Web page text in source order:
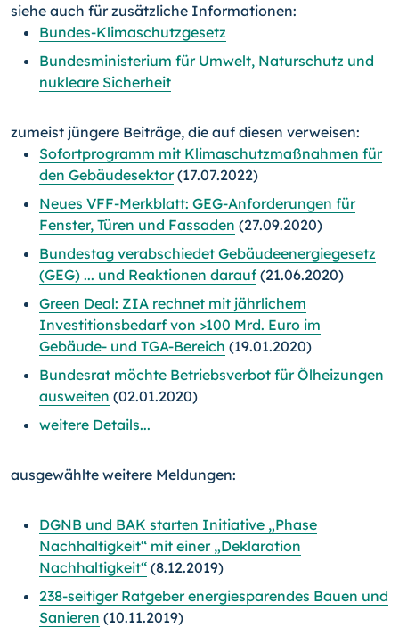
siehe auch für zusätzliche Informationen:
Bundes-Klimaschutzgesetz
Bundesministerium für Umwelt, Naturschutz und
nukleare Sicherheit
zumeist jüngere Beiträge, die auf diesen verweisen:
Sofortprogramm mit Klimaschutzmaßnahmen für
den Gebäudesektor(17.07.2022)
Neues VFF-Merkblatt: GEG-Anforderungen für
Fenster, Türen und Fassaden (27.09.2020)
Bundestag verabschiedet Gebäudeenergiegesetz
(GEG) ... und Reaktionen darauf (21.06.2020)
Green Deal: ZIA rechnet mit jährlichem
Investitionsbedarf von >100 Mrd. Euro im
Gebäude- und TGA-Bereich (19.01.2020)
Bundesrat möchte Betriebsverbot für Ölheizungen
ausweiten (02.01.2020)
weitere Details...
ausgewählte weitere Meldungen:
DGNB und BAK starten Initiative „Phase
Nachhaltigkeit“ mit einer „Deklaration
Nachhaltigkeit“ (8.12.2019)
238-seitiger Ratgeber energiesparendes Bauen und
Sanieren (10.11.2019)